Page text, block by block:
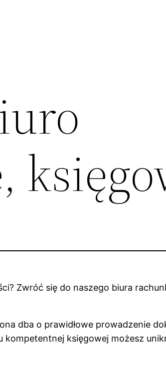
Zwróć się do naszego biura
dba o prawidłowe prowadzenie
księgowej możesz